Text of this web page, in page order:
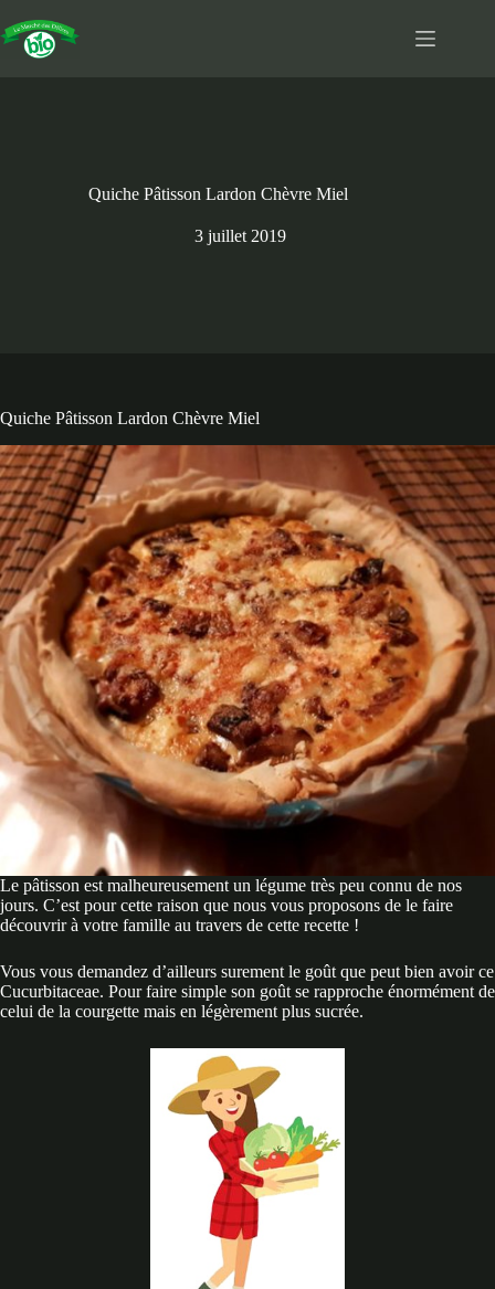
au
contenu
Quiche Pâtisson Lardon Chèvre Miel
3 juillet 2019
Quiche Pâtisson Lardon Chèvre Miel
Le pâtisson est malheureusement un légume très peu connu de nos
jours. C’est pour cette raison que nous vous proposons de le faire
découvrir à votre famille au travers de cette recette !
Vous vous demandez d’ailleurs surement le goût que peut bien avoir ce
Cucurbitaceae. Pour faire simple son goût se rapproche énormément de
celui de la courgette mais en légèrement plus sucrée.